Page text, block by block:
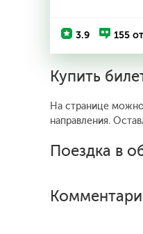
3.9 155
Купить
На странице
направления.
Поездка в